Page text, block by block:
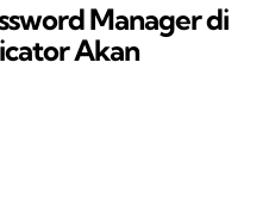
Manager di
Akan